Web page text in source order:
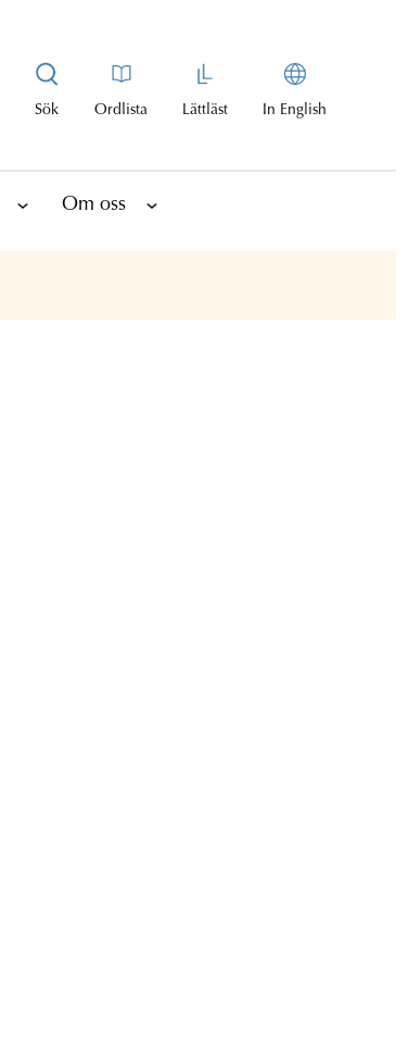
Sök Ordlista Lättläst In English
Om oss